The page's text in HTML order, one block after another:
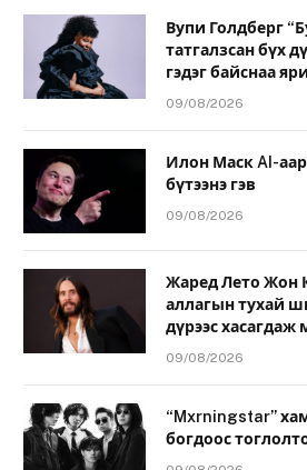
Вупи Голдберг
татгалзсан бүх
гэдэг байснаа
09/08/2026
Илон Маск AI-
бүтээнэ гэв
09/08/2026
Жаред Лето Жон
аллагын тухай
дүрээс хасагдаж
09/08/2026
“Mxrningstar”
богдоос